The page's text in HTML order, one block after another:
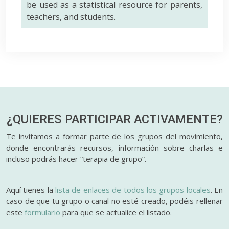
be used as a statistical resource for parents,
teachers, and students.
¿QUIERES PARTICIPAR ACTIVAMENTE?
Te invitamos a formar parte de los grupos del movimiento,
donde encontrarás recursos, información sobre charlas e
incluso podrás hacer “terapia de grupo”.
Aquí tienes lalista de enlaces de todos los grupos locales. En
caso de que tu grupo o canal no esté creado, podéis rellenar
este formulario para que se actualice el listado.